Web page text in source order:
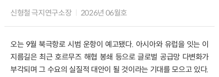
신형철 극지연구소장 2026년 06월호
오는 9월 북극항로 시범 운항이 예고됐다. 아시아와 유럽을 잇는 이
지름길은 최근 호르무즈 해협 봉쇄 등으로 글로벌 공급망 다변화가
부각되며 그 수요의 실질적 대안이 될 것이라는 기대를 모으고 있다.